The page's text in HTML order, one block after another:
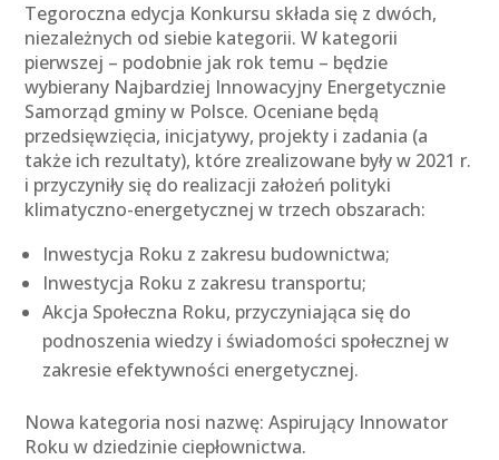
Tegoroczna edycja Konkursu składa się z dwóch,
niezależnych od siebie kategorii. W kategorii
pierwszej – podobnie jak rok temu – będzie
wybierany Najbardziej Innowacyjny Energetycznie
Samorząd gminy w Polsce. Oceniane będą
przedsięwzięcia, inicjatywy, projekty i zadania (a
także ich rezultaty), które zrealizowane były w 2021 r.
i przyczyniły się do realizacji założeń polityki
klimatyczno-energetycznej w trzech obszarach:
Inwestycja Roku z zakresu budownictwa;
Inwestycja Roku z zakresu transportu;
Akcja Społeczna Roku, przyczyniająca się do
podnoszenia wiedzy i świadomości społecznej w
zakresie efektywności energetycznej.
Nowa kategoria nosi nazwę: Aspirujący Innowator
Roku w dziedzinie ciepłownictwa.